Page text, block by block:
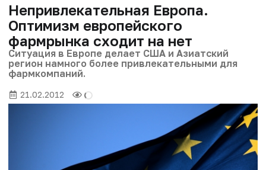
Непривлекательная Европа.
Оптимизм европейского
фармрынка сходит на нет
Ситуация в Европе делает США и Азиатский
регион намного более привлекательными для
фармкомпаний.
21.02.2012